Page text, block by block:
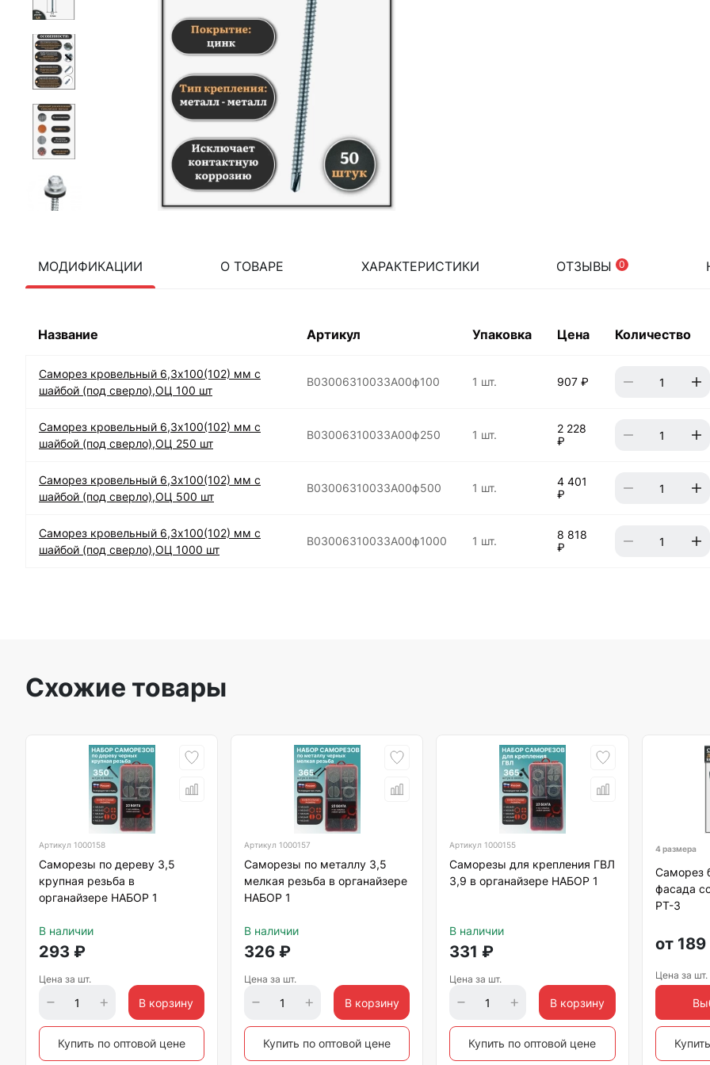
МОДИФИКАЦИИ О ТОВАРЕ ХАРАКТЕРИСТИКИ ОТЗЫВЫ 0
Название Артикул Упаковка Цена Количество
Саморез кровельный 6,3х100(102) мм с
шайбой (под сверло),ОЦ 100 шт
B03006310033A00ф100 1 шт. 907 ₽
Саморез кровельный 6,3х100(102) мм с
шайбой (под сверло),ОЦ 250 шт
B03006310033A00ф250 1 шт.
2 228
₽
Саморез кровельный 6,3х100(102) мм с
шайбой (под сверло),ОЦ 500 шт
B03006310033A00ф500 1 шт.
4 401
₽
Саморез кровельный 6,3х100(102) мм с
шайбой (под сверло),ОЦ 1000 шт
B03006310033A00ф1000 1 шт.
8 818
₽
Схожие товары
Артикул 1000158
Саморезы по дереву 3,5
крупная резьба в
органайзере НАБОР 1
В наличии
293 ₽
Цена за шт.
В корзину
Купить по оптовой цене
Артикул1000157
Саморезы по металлу 3,5
мелкая резьба в органайзере
НАБОР 1
В наличии
326 ₽
Цена за шт.
В корзину
Купить по оптовой цене
Артикул1000155
Саморезы для крепления ГВЛ
3,9 в органайзере НАБОР 1
В наличии
331 ₽
Цена за шт.
В корзину
Купить по оптовой цене
4 размера
Саморез
фасада
РТ-3
от 189
Цена за шт.